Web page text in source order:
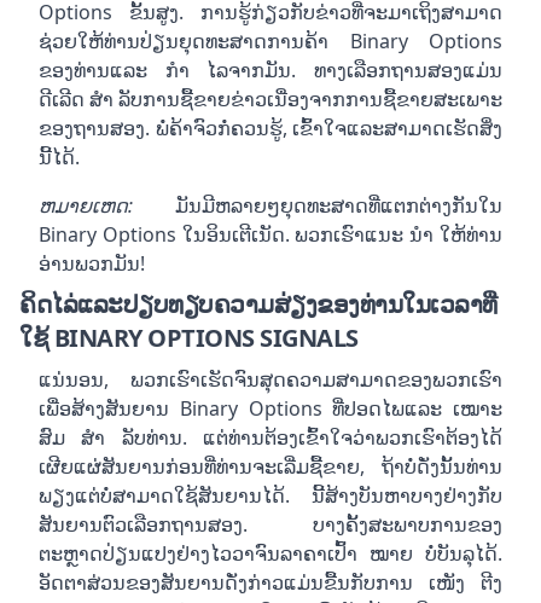
Options ຂັ້ນສູງ. ການຮູ້ກ່ຽວກັບຂ່າວທີ່ຈະມາເຖິງສາມາດ
ຊ່ວຍໃຫ້ທ່ານປ່ຽນຍຸດທະສາດການຄ້າ Binary Options
ຂອງທ່ານແລະ ກຳ ໄລຈາກມັນ. ທາງເລືອກຖານສອງແມ່ນ
ດີເລີດ ສຳ ລັບການຊື້ຂາຍຂ່າວເນື່ອງຈາກການຊື້ຂາຍສະເພາະ
ຂອງຖານສອງ. ພໍ່ຄ້າຈົວກໍ່ຄວນຮູ້, ເຂົ້າໃຈແລະສາມາດເຮັດສິ່ງ
ນີ້ໄດ້.
ຫມາຍ​ເຫດ​: ມັນມີຫລາຍໆຍຸດທະສາດທີ່ແຕກຕ່າງກັນໃນ
Binary Options ໃນອິນເຕີເນັດ. ພວກເຮົາແນະ ນຳ ໃຫ້ທ່ານ
ອ່ານພວກມັນ!
ຄິດໄລ່ແລະປຽບທຽບຄວາມສ່ຽງຂອງທ່ານໃນເວລາທີ່
ໃຊ້ BINARY OPTIONS SIGNALS
ແນ່ນອນ, ພວກເຮົາເຮັດຈົນສຸດຄວາມສາມາດຂອງພວກເຮົາ
ເພື່ອສ້າງສັນຍານ Binary Options ທີ່ປອດໄພແລະ ເໝາະ
ສົມ ສຳ ລັບທ່ານ. ແຕ່ທ່ານຕ້ອງເຂົ້າໃຈວ່າພວກເຮົາຕ້ອງໄດ້
ເຜີຍແຜ່ສັນຍານກ່ອນທີ່ທ່ານຈະເລີ່ມຊື້ຂາຍ, ຖ້າບໍ່ດັ່ງນັ້ນທ່ານ
ພຽງແຕ່ບໍ່ສາມາດໃຊ້ສັນຍານໄດ້. ນີ້ສ້າງບັນຫາບາງຢ່າງກັບ
ສັນຍານຕົວເລືອກຖານສອງ. ບາງຄັ້ງສະພາບການຂອງ
ຕະຫຼາດປ່ຽນແປງຢ່າງໄວວາຈົນລາຄາເປົ້າ ໝາຍ ບໍ່ບັນລຸໄດ້.
ອັດຕາສ່ວນຂອງສັນຍານດັ່ງກ່າວແມ່ນຂື້ນກັບການ ເໜັງ ຕີງ